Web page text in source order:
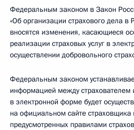
Федеральным законом в Закон
«Об организации страхового дела в
вносятся изменения, касающиеся
реализации страховых услуг в
осуществлении добровольного
Федеральным законом
информацией между страхователем
в электронной форме будет
на официальном сайте страховщика
предусмотренных правилами